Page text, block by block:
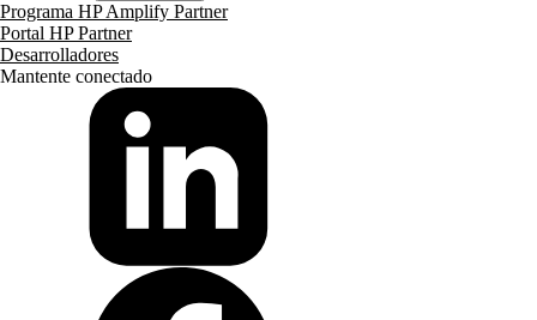
Programa HP Amplify Partner
Portal HP Partner
Desarrolladores
Mantente conectado